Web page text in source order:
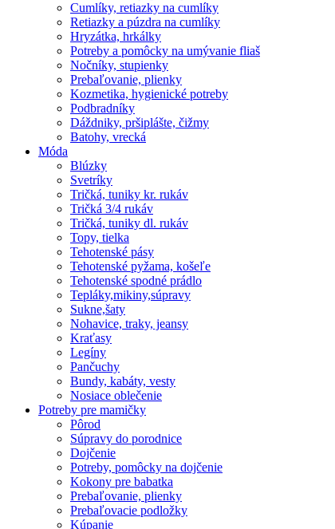
Cumlíky, retiazky na cumlíky
Retiazky a púzdra na cumlíky
Hryzátka, hrkálky
Potreby a pomôcky na umývanie fliaš
Nočníky, stupienky
Prebaľovanie, plienky
Kozmetika, hygienické potreby
Podbradníky
Dáždniky, pršiplášte, čižmy
Batohy, vrecká
Móda
Blúzky
Svetríky
Tričká, tuniky kr. rukáv
Tričká 3/4 rukáv
Tričká, tuniky dl. rukáv
Topy, tielka
Tehotenské pásy
Tehotenské pyžama, košeľe
Tehotenské spodné prádlo
Tepláky,mikiny,súpravy
Sukne,šaty
Nohavice, traky, jeansy
Kraťasy
Legíny
Pančuchy
Bundy, kabáty, vesty
Nosiace oblečenie
Potreby pre mamičky
Pôrod
Súpravy do porodnice
Dojčenie
Potreby, pomôcky na dojčenie
Kokony pre babatka
Prebaľovanie, plienky
Prebaľovacie podložky
Kúpanie